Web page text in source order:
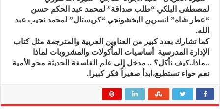
لمصطفى البلكي “طلب صداقة” لمحمد عبد الحكم حسن
“عطر شاه” لنسرين البخشونجي “كريستال” لمحمد نجيب عبد
الله.
كما تشارك بعدد كبير من العناوين العربية والمترجمة مثل كتاب
الإدارة المدرسية أساسيات المأكولات والمشروبات لماذا
..ماذا..كيف نأكل؟ .. مدخل إلى علم الفلسفة الحديثة محو الأمية
نعم حواء تستطيع،ابدأ صغيراً فكر كبيرا.